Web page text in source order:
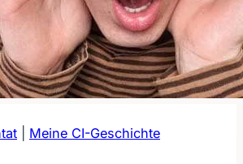
Meine CI-Geschichte